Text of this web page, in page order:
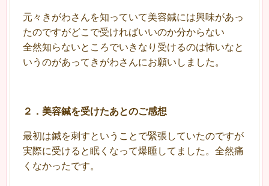
元々きがわさんを知っていて美容鍼には興味があっ
たのですがどこで受ければいいのか分からない
全然知らないところでいきなり受けるのは怖いなと
いうのがあってきがわさんにお願いしました。
２．美容鍼を受けたあとのご感想
最初は鍼を刺すということで緊張していたのですが
実際に受けると眠くなって爆睡してました。全然痛
くなかったです。